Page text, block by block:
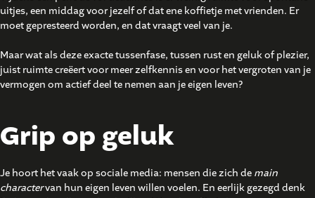
uitjes, een middag voor jezelf of dat ene koffietje met vrienden. Er
moet gepresteerd worden, en dat vraagt veel van je.
Maar wat als deze exacte tussenfase, tussen rust en geluk of plezier,
juist ruimte creëert voor meer zelfkennis en voor het vergroten van je
vermogen om actief deel te nemen aan je eigen leven?
Grip op geluk
Je hoort het vaak op sociale media: mensen die zich de main
charactervan hun eigen leven willen voelen. En eerlijk gezegd denk